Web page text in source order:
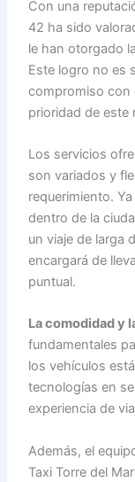
Con una
42 ha sido
le han otorgado
Este logro no es
compromiso con
prioridad de este
Los servicios
son variados y
requerimiento.
dentro de la
un viaje de larga
encargará de
puntual.
La comodidad y
fundamentales
los vehículos
tecnologías en
experiencia de
Además, el
Taxi Torre del